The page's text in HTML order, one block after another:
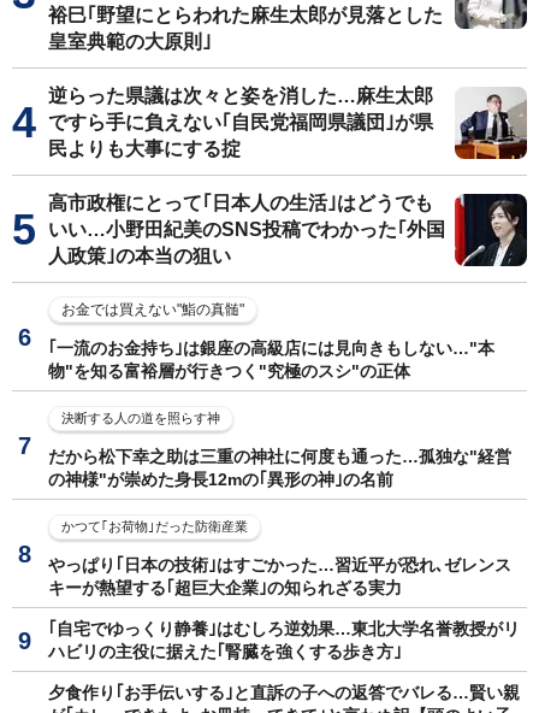
裕巳｢野望にとらわれた麻生太郎が見落とした
皇室典範の大原則｣
逆らった県議は次々と姿を消した…麻生太郎
ですら手に負えない｢自民党福岡県議団｣が県
民よりも大事にする掟
高市政権にとって｢日本人の生活｣はどうでも
いい…小野田紀美のSNS投稿でわかった｢外国
人政策｣の本当の狙い
お金では買えない"鮨の真髄"
｢一流のお金持ち｣は銀座の高級店には見向きもしない…"本
物"を知る富裕層が行きつく"究極のスシ"の正体
決断する人の道を照らす神
だから松下幸之助は三重の神社に何度も通った…孤独な"経営
の神様"が崇めた身長12mの｢異形の神｣の名前
かつて｢お荷物｣だった防衛産業
やっぱり｢日本の技術｣はすごかった…習近平が恐れ､ゼレンス
キーが熱望する｢超巨大企業｣の知られざる実力
｢自宅でゆっくり静養｣はむしろ逆効果…東北大学名誉教授がリ
ハビリの主役に据えた｢腎臓を強くする歩き方｣
夕食作り｢お手伝いする｣と直訴の子への返答でバレる…賢い親